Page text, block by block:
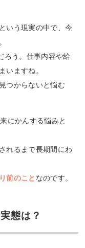
いう現実の中で、今
ろう。仕事内容や給
いますね。
つからないと悩む
にかんする悩みと
れるまで長期間にわ
前のこと なのです。
態は？